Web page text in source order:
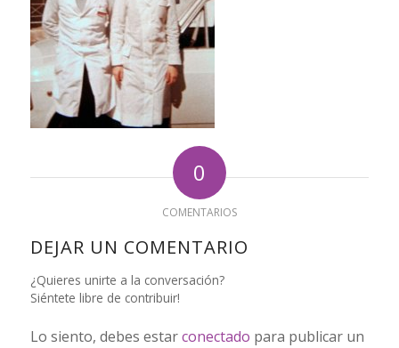
0
COMENTARIOS
DEJAR UN COMENTARIO
¿Quieres unirte a la conversación?
Siéntete libre de contribuir!
Lo siento, debes estarconectado para publicar un